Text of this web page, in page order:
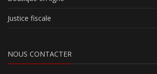
Justice fiscale
NOUS CONTACTER